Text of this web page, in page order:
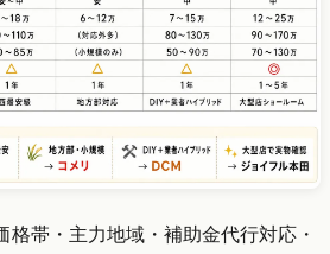
格帯・主力地域・補助金代行対応・